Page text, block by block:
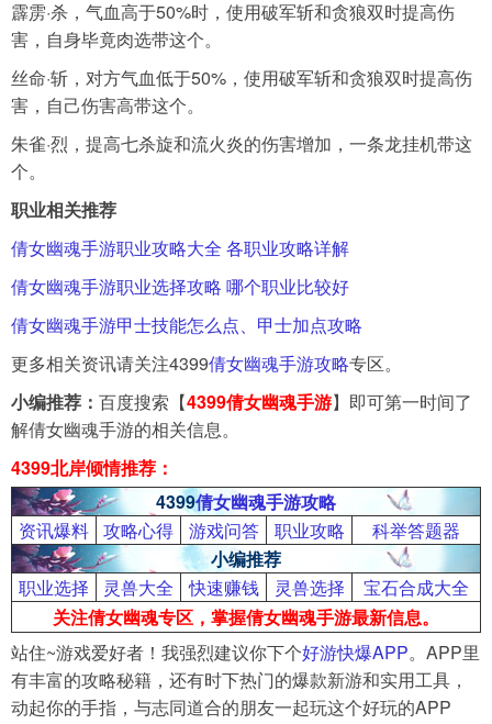
霹雳·杀，气血高于50%时，使用破军斩和贪狼双时提高伤
害，自身毕竟肉选带这个。
丝命·斩，对方气血低于50%，使用破军斩和贪狼双时提高伤
害，自己伤害高带这个。
朱雀·烈，提高七杀旋和流火炎的伤害增加，一条龙挂机带这
个。
职业相关推荐
倩女幽魂手游职业攻略大全 各职业攻略详解
倩女幽魂手游职业选择攻略 哪个职业比较好
倩女幽魂手游甲士技能怎么点、甲士加点攻略
更多相关资讯请关注4399倩女幽魂手游攻略专区。
小编推荐： 百度搜索【4399倩女幽魂手游】即可第一时间了
解倩女幽魂手游的相关信息。
4399北岸倾情推荐：
4399倩女幽魂手游攻略
资讯爆料 攻略心得 游戏问答 职业攻略
科举答题器
小编推荐
职业选择
灵兽大全 快速赚钱 灵兽选择
宝石合成大全
关注倩女幽魂专区， 掌握倩女幽魂手游最新信息。
站住~游戏爱好者！我强烈建议你下个好游快爆APP。APP里
有丰富的攻略秘籍，还有时下热门的爆款新游和实用工具，
动起你的手指，与志同道合的朋友一起玩这个好玩的APP